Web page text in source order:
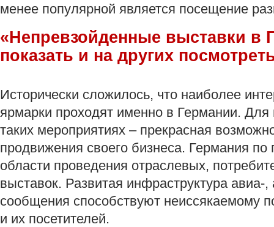
менее популярной является посещение
«Непревзойденные выставки в
показать и на других
Исторически сложилось, что наиболее
ярмарки проходят именно в Германии. Для
таких мероприятиях – прекрасная
продвижения своего бизнеса. Германия по
области проведения отраслевых,
выставок. Развитая инфраструктура авиа-
сообщения способствуют неиссякаемому
и их посетителей.